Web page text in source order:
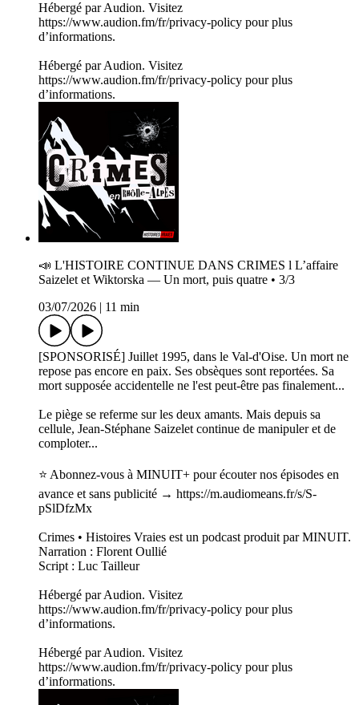
Hébergé par Audion. Visitez
https://www.audion.fm/fr/privacy-policy pour plus
d’informations.
Hébergé par Audion. Visitez
https://www.audion.fm/fr/privacy-policy pour plus
d’informations.
📣 L'HISTOIRE CONTINUE DANS CRIMES l L’affaire
Saizelet et Wiktorska — Un mort, puis quatre • 3/3
03/07/2026
11 min
[SPONSORISÉ] Juillet 1995, dans le Val-d'Oise. Un mort ne
repose pas encore en paix. Ses obsèques sont reportées. Sa
mort supposée accidentelle ne l'est peut-être pas finalement...
Le piège se referme sur les deux amants. Mais depuis sa
cellule, Jean-Stéphane Saizelet continue de manipuler et de
comploter...
⭐️ Abonnez-vous à MINUIT+ pour écouter nos épisodes en
avance et sans publicité → https://m.audiomeans.fr/s/S-
pSlDfzMx
Crimes • Histoires Vraies est un podcast produit par MINUIT.
Narration : Florent Oullié
Script : Luc Tailleur
Hébergé par Audion. Visitez
https://www.audion.fm/fr/privacy-policy pour plus
d’informations.
Hébergé par Audion. Visitez
https://www.audion.fm/fr/privacy-policy pour plus
d’informations.